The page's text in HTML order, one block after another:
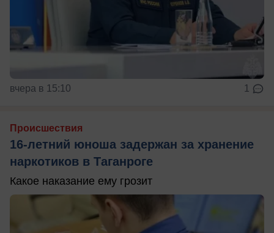
вчера в 15:10 1
Происшествия
16-летний юноша задержан за хранение
наркотиков в Таганроге
Какое наказание ему грозит